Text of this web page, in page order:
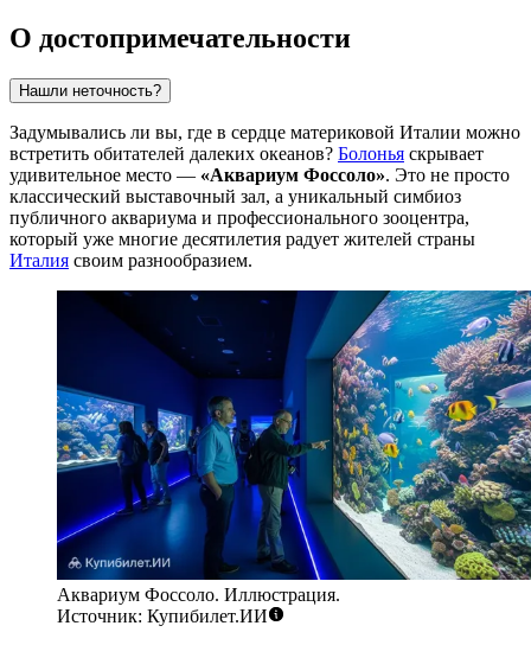
О достопримечательности
Нашли неточность?
Задумывались ли вы, где в сердце материковой Италии можно
встретить обитателей далеких океанов? Болонья скрывает
удивительное место — «Аквариум Фоссоло». Это не просто
классический выставочный зал, а уникальный симбиоз
публичного аквариума и профессионального зооцентра,
который уже многие десятилетия радует жителей страны
Италия своим разнообразием.
Аквариум Фоссоло. Иллюстрация.
Источник: Купибилет.ИИ